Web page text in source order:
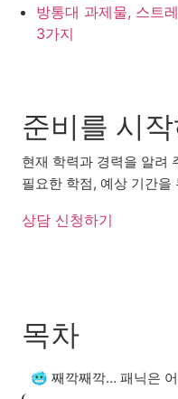
방통대 과제물, 스트
3가지
준비를 시
현재 학력과 경력을 알려
필요한 학점, 예상 기간
상담 신청하기
목차
🥶 째깍째깍… 패닉은